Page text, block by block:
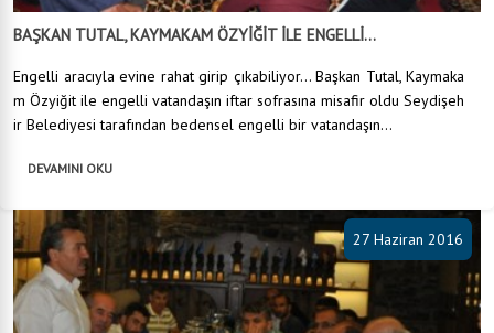
BAŞKAN TUTAL, KAYMAKAM ÖZYİĞİT İLE ENGELLİ...
Engelli aracıyla evine rahat girip çıkabiliyor... Başkan Tutal, Kaymaka
m Özyiğit ile engelli vatandaşın iftar sofrasına misafir oldu Seydişeh
ir Belediyesi tarafından bedensel engelli bir vatandaşın...
DEVAMINI OKU
27 Haziran 2016